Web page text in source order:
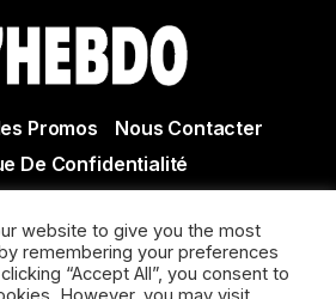
Promos
Nous Contacter
De Confidentialité
en lot et Garonne - Actualité
sur Lot
website to give you the most
remembering your preferences
“Accept All”, you consent to